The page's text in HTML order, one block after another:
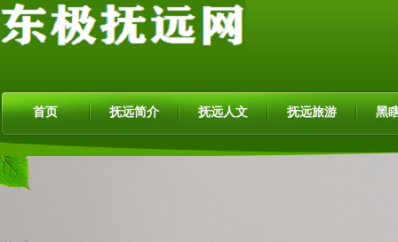
首页 抚远简介 抚远人文 抚远旅游 黑